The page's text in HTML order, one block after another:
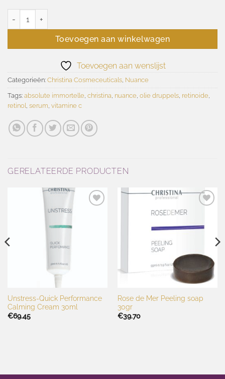
Toevoegen aan winkelwagen
Toevoegen aan wenslijst
Categorieën: Christina Cosmeceuticals Nuance
Tags: absolute immortelle christina nuance olie druppels retinoide
retinol
serum vitamine c
GERELATEERDE PRODUCTEN
Unstress-Quick Performance
Calming Cream 30ml
€69.45
Toevoegen
wenslijst
Rose de Mer Peeling soap
30gr
€39.70